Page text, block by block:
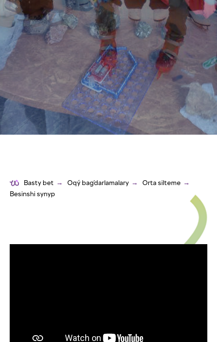
Basty bet → Oqý baǵdarlamalary → Orta silteme →
Besinshi synyp